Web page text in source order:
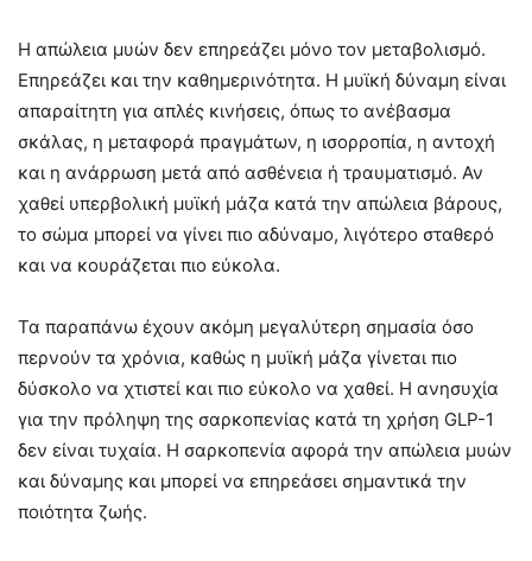
Η απώλεια μυών δεν επηρεάζει μόνο τον μεταβολισμό.
Επηρεάζει και την καθημερινότητα. Η μυϊκή δύναμη είναι
απαραίτητη για απλές κινήσεις, όπως το ανέβασμα
σκάλας, η μεταφορά πραγμάτων, η ισορροπία, η αντοχή
και η ανάρρωση μετά από ασθένεια ή τραυματισμό. Αν
χαθεί υπερβολική μυϊκή μάζα κατά την απώλεια βάρους,
το σώμα μπορεί να γίνει πιο αδύναμο, λιγότερο σταθερό
και να κουράζεται πιο εύκολα.
Τα παραπάνω έχουν ακόμη μεγαλύτερη σημασία όσο
περνούν τα χρόνια, καθώς η μυϊκή μάζα γίνεται πιο
δύσκολο να χτιστεί και πιο εύκολο να χαθεί. Η ανησυχία
για την πρόληψη της σαρκοπενίας κατά τη χρήση GLP-1
δεν είναι τυχαία. Η σαρκοπενία αφορά την απώλεια μυών
και δύναμης και μπορεί να επηρεάσει σημαντικά την
ποιότητα ζωής.